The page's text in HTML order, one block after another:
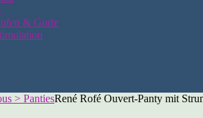
& Gurte
> PantiesRené Rofé Ouvert-Panty mit